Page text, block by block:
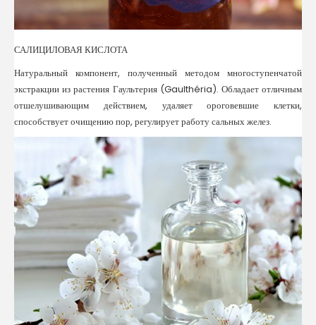
САЛИЦИЛОВАЯ КИСЛОТА
Натуральный компонент, полученный методом многоступенчатой
экстракции из растения Гаультерия (Gaulthéria). Обладает отличным
отшелушивающим действием, удаляет ороговевшие клетки,
способствует очищению пор, регулирует работу сальных желез.